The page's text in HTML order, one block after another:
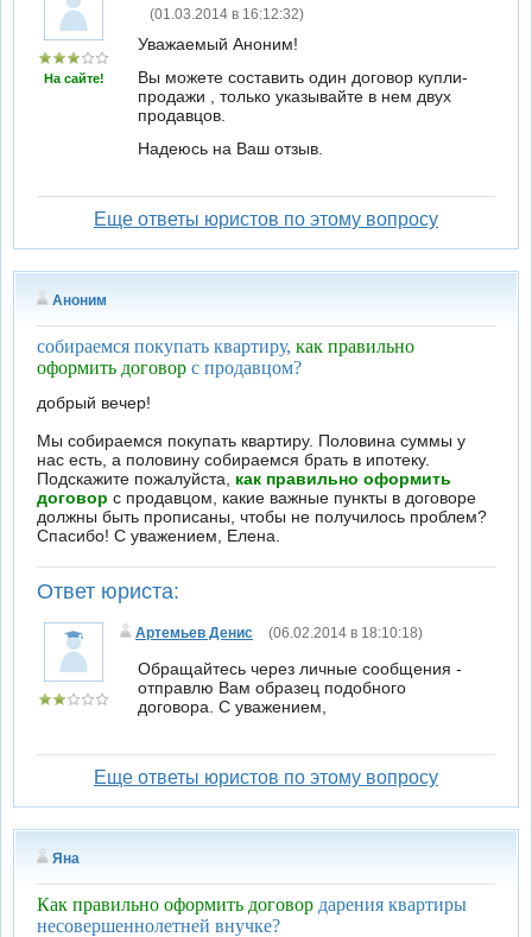
На сайте!
(01.03.2014 в 16:12:32)
Уважаемый Аноним!
Вы можете составить один договор купли-
продажи , только указывайте в нем двух
продавцов.
Надеюсь на Ваш отзыв.
Еще ответы юристов по этому вопросу
Аноним
собираемся покупать квартиру, как правильно
оформить договор с продавцом?
добрый вечер!
Мы собираемся покупать квартиру. Половина суммы у
нас есть, а половину собираемся брать в ипотеку.
Подскажите пожалуйста, как правильно оформить
договор с продавцом, какие важные пункты в договоре
должны быть прописаны, чтобы не получилось проблем?
Спасибо! С уважением, Елена.
Ответ юриста:
Артемьев Денис (06.02.2014 в 18:10:18)
Обращайтесь через личные сообщения -
отправлю Вам образец подобного
договора. С уважением,
Еще ответы юристов по этому вопросу
Яна
Как правильно оформить договор дарения квартиры
несовершеннолетней внучке?